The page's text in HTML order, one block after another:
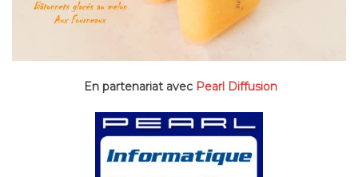
En partenariat avec Pearl Diffusion